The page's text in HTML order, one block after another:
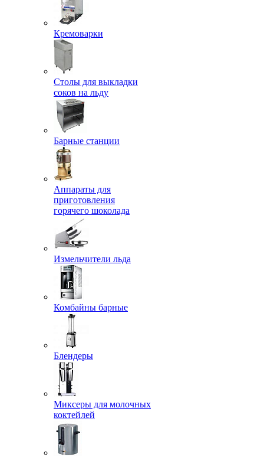
Кремоварки
Столы для выкладки
соков на льду
Барные станции
Аппараты для
приготовления
горячего шоколада
Измельчители льда
Комбайны барные
Блендеры
Миксеры для молочных
коктейлей